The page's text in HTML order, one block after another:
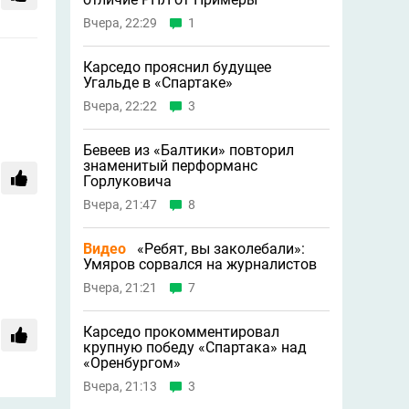
Вчера, 22:29 1
Карседо прояснил будущее
Угальде в «Спартаке»
Вчера, 22:22 3
Бевеев из «Балтики» повторил
знаменитый перформанс
Горлуковича
Вчера, 21:47 8
Видео
«Ребят, вы заколебали»:
Умяров сорвался на журналистов
Вчера, 21:21 7
Карседо прокомментировал
крупную победу «Спартака» над
«Оренбургом»
Вчера, 21:13 3